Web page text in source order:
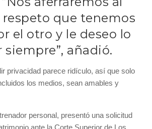
respeto que tenemos
el otro y le deseo lo
siempre”, añadió.
privacidad parece ridículo, así que solo
los medios, sean amables y
personal, presentó una solicitud
ante la Corte Superior de Los